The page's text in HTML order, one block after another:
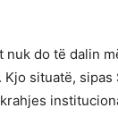
do të dalin
situatë,